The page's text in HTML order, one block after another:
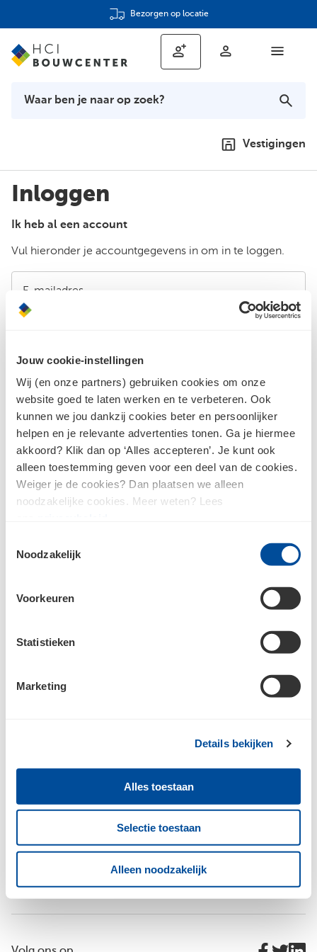
Jouw cookie-instellingen
Wij (en onze partners) gebruiken cookies om onze
website goed te laten werken en te verbeteren. Ook
kunnen we jou dankzij cookies beter en persoonlijker
helpen en je relevante advertenties tonen. Ga je hiermee
akkoord? Klik dan op ‘Alles accepteren’. Je kunt ook
alleen toestemming geven voor een deel van de cookies.
Weiger je de cookies? Dan plaatsen we alleen
noodzakelijke cookies. Meer weten? Lees
Noodzakelijk
Voorkeuren
Statistieken
Marketing
Details bekijken
Alles toestaan
Selectie toestaan
Alleen noodzakelijk
Bezorgen op locatie
Vestigingen
Inloggen
Ik heb al een account
Vul hieronder je accountgegevens in om in te loggen.
E-mailadres
Inloggen
Wachtwoord vergeten?
Als je nog geen inloggegevens hebt voor de website van
Bouwcenter HCI, dan zul je je eerst online moeten
registreren
Vestigingen